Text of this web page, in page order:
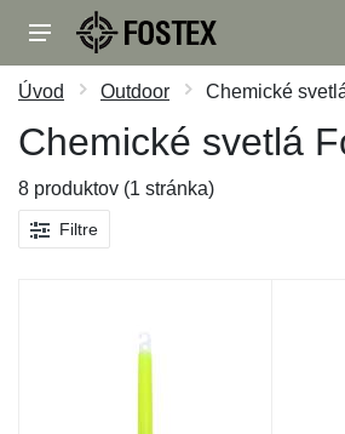
Úvod Outdoor Chemické
Chemické svetlá
8 produktov (1 stránka)
Filtre